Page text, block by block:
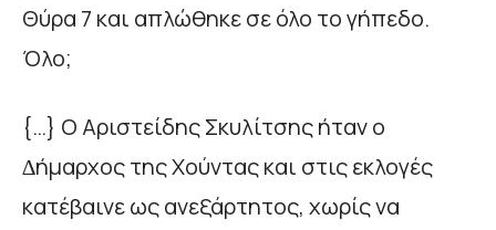
Θύρα 7 και απλώθηκε σε όλο το γήπεδο.
Όλο;
{…} Ο Αριστείδης Σκυλίτσης ήταν ο
∆ήµαρχος της Χούντας και στις εκλογές
κατέβαινε ως ανεξάρτητος, χωρίς να